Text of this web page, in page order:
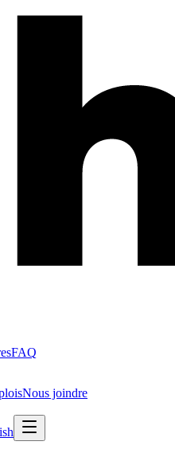
FAQ
Nous joindre